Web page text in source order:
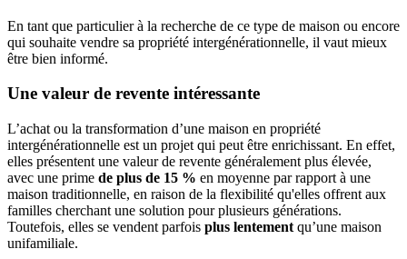
En tant que particulier à la recherche de ce type de maison ou encore
qui souhaite vendre sa propriété intergénérationnelle, il vaut mieux
être bien informé.
Une valeur de revente intéressante
L’achat ou la transformation d’une maison en propriété
intergénérationnelle est un projet qui peut être enrichissant. En effet,
elles présentent une valeur de revente généralement plus élevée,
avec une prime de plus de 15 % en moyenne par rapport à une
maison traditionnelle, en raison de la flexibilité qu'elles offrent aux
familles cherchant une solution pour plusieurs générations.
Toutefois, elles se vendent parfois plus lentement qu’une maison
unifamiliale.